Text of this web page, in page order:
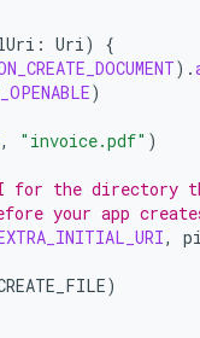
: Uri)
{
).
)
, "invoice.pdf" )
the directory
your app
,
)